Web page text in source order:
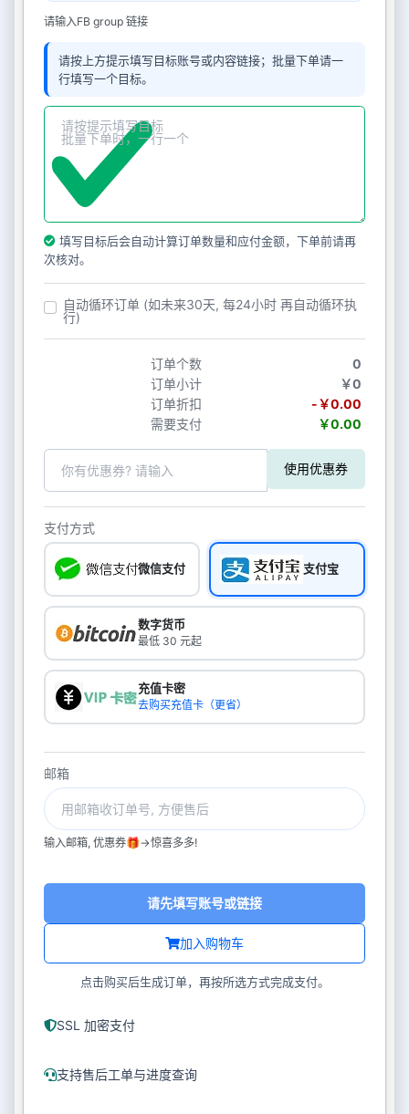
请输入FB group 链接
请按上方提示填写目标账号或内容链接；批量下单请一
行填写一个目标。
填写目标后会自动计算订单数量和应付金额，下单前请再
次核对。
自动循环订单 (如未来30天, 每24小时 再自动循环执
行)
订单个数
0
订单小计
￥0
订单折扣
-￥0.00
需要支付
￥0.00
使用优惠券
支付方式
微信支付 支付宝
数字货币
最低 30 元起
充值卡密
去购买充值卡（更省）
邮箱
输入邮箱, 优惠券🎁->惊喜多多!
加入购物车
请先填写账号或链接
点击购买后生成订单，再按所选方式完成支付。
SSL 加密支付
支持售后工单与进度查询